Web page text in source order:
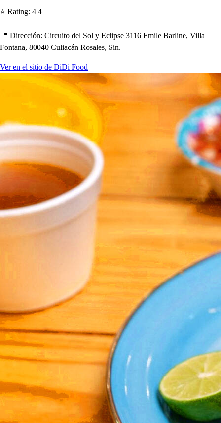
⭐ Rating: 4.4
📍 Dirección: Circuito del Sol y Eclipse 3116 Emile Barline, Villa
Fontana, 80040 Culiacán Rosales, Sin.
Ver en el sitio de DiDi Food